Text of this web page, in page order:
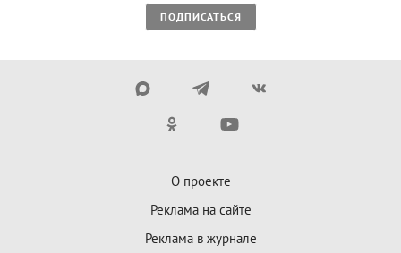
ПОДПИСАТЬСЯ
О проекте
Реклама на сайте
Реклама в журнале